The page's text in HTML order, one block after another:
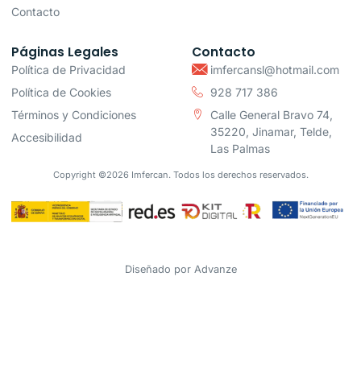
Contacto
Páginas Legales
Política de Privacidad
Política de Cookies
Términos y Condiciones
Accesibilidad
Contacto
imfercansl@hotmail.com
928 717 386
Calle General Bravo 74,
35220, Jinamar, Telde,
Las Palmas
Copyright ©2026 Imfercan. Todos los derechos reservados.
Diseñado por Advanze